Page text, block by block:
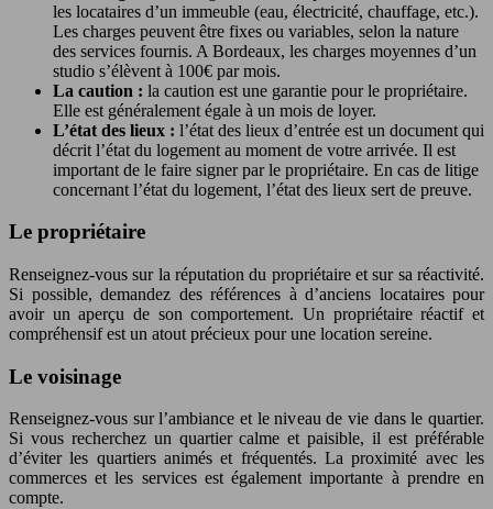
les locataires d’un immeuble (eau, électricité, chauffage, etc.).
Les charges peuvent être fixes ou variables, selon la nature
des services fournis. A Bordeaux, les charges moyennes d’un
studio s’élèvent à 100€ par mois.
La caution : la caution est une garantie pour le propriétaire.
Elle est généralement égale à un mois de loyer.
L’état des lieux : l’état des lieux d’entrée est un document qui
décrit l’état du logement au moment de votre arrivée. Il est
important de le faire signer par le propriétaire. En cas de litige
concernant l’état du logement, l’état des lieux sert de preuve.
Le propriétaire
Renseignez-vous sur la réputation du propriétaire et sur sa réactivité.
Si possible, demandez des références à d’anciens locataires pour
avoir un aperçu de son comportement. Un propriétaire réactif et
compréhensif est un atout précieux pour une location sereine.
Le voisinage
Renseignez-vous sur l’ambiance et le niveau de vie dans le quartier.
Si vous recherchez un quartier calme et paisible, il est préférable
d’éviter les quartiers animés et fréquentés. La proximité avec les
commerces et les services est également importante à prendre en
compte.